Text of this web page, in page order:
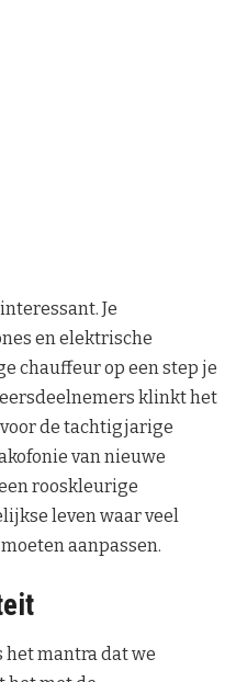
Je
en elektrische
chauffeur op een step je
klinkt het
de tachtigjarige
van nieuwe
rooskleurige
leven waar veel
aanpassen.
het mantra dat we